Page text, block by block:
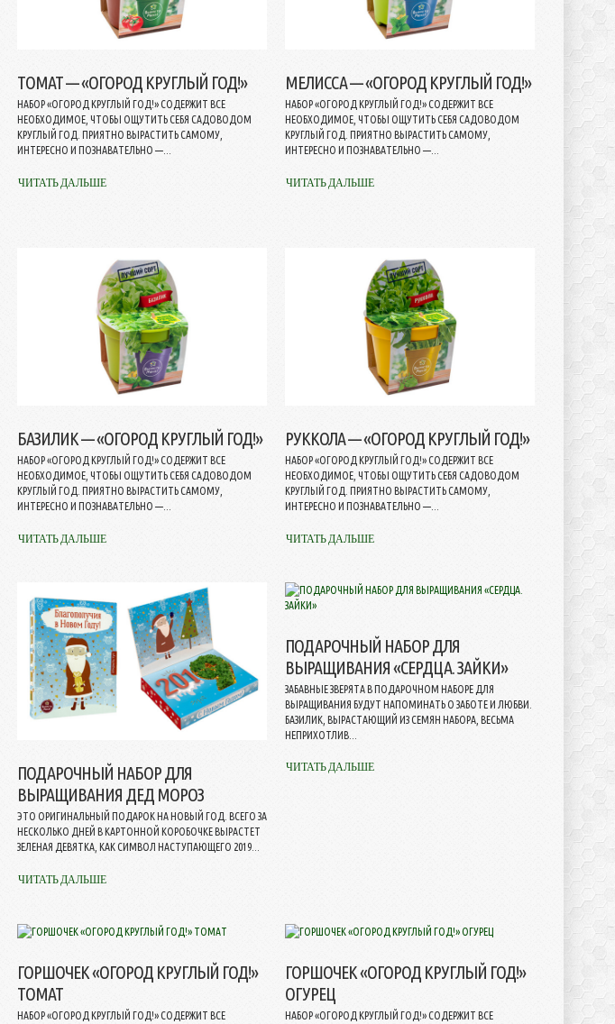
ТОМАТ — «ОГОРОД КРУГЛЫЙ ГОД!»
НАБОР «ОГОРОД КРУГЛЫЙ ГОД!» СОДЕРЖИТ ВСЕ
НЕОБХОДИМОЕ, ЧТОБЫ ОЩУТИТЬ СЕБЯ САДОВОДОМ
КРУГЛЫЙ ГОД. ПРИЯТНО ВЫРАСТИТЬ САМОМУ,
ИНТЕРЕСНО И ПОЗНАВАТЕЛЬНО —...
ЧИТАТЬ ДАЛЬШЕ
МЕЛИССА — «ОГОРОД КРУГЛЫЙ ГОД!»
НАБОР «ОГОРОД КРУГЛЫЙ ГОД!» СОДЕРЖИТ ВСЕ
НЕОБХОДИМОЕ, ЧТОБЫ ОЩУТИТЬ СЕБЯ САДОВОДОМ
КРУГЛЫЙ ГОД. ПРИЯТНО ВЫРАСТИТЬ САМОМУ,
ИНТЕРЕСНО И ПОЗНАВАТЕЛЬНО —...
ЧИТАТЬ ДАЛЬШЕ
БАЗИЛИК — «ОГОРОД КРУГЛЫЙ ГОД!»
НАБОР «ОГОРОД КРУГЛЫЙ ГОД!» СОДЕРЖИТ ВСЕ
НЕОБХОДИМОЕ, ЧТОБЫ ОЩУТИТЬ СЕБЯ САДОВОДОМ
КРУГЛЫЙ ГОД. ПРИЯТНО ВЫРАСТИТЬ САМОМУ,
ИНТЕРЕСНО И ПОЗНАВАТЕЛЬНО —...
ЧИТАТЬ ДАЛЬШЕ
РУККОЛА — «ОГОРОД КРУГЛЫЙ ГОД!»
НАБОР «ОГОРОД КРУГЛЫЙ ГОД!» СОДЕРЖИТ ВСЕ
НЕОБХОДИМОЕ, ЧТОБЫ ОЩУТИТЬ СЕБЯ САДОВОДОМ
КРУГЛЫЙ ГОД. ПРИЯТНО ВЫРАСТИТЬ САМОМУ,
ИНТЕРЕСНО И ПОЗНАВАТЕЛЬНО —...
ЧИТАТЬ ДАЛЬШЕ
ПОДАРОЧНЫЙ НАБОР ДЛЯ
ВЫРАЩИВАНИЯ ДЕД МОРОЗ
ЭТО ОРИГИНАЛЬНЫЙ ПОДАРОК НА НОВЫЙ ГОД. ВСЕГО ЗА
НЕСКОЛЬКО ДНЕЙ В КАРТОННОЙ КОРОБОЧКЕ ВЫРАСТЕТ
ЗЕЛЕНАЯ ДЕВЯТКА, КАК СИМВОЛ НАСТУПАЮЩЕГО 2019...
ЧИТАТЬ ДАЛЬШЕ
ПОДАРОЧНЫЙ НАБОР ДЛЯ
ВЫРАЩИВАНИЯ «СЕРДЦА. ЗАЙКИ»
ЗАБАВНЫЕ ЗВЕРЯТА В ПОДАРОЧНОМ НАБОРЕ ДЛЯ
ВЫРАЩИВАНИЯ БУДУТ НАПОМИНАТЬ О ЗАБОТЕ И ЛЮБВИ.
БАЗИЛИК, ВЫРАСТАЮЩИЙ ИЗ СЕМЯН НАБОРА, ВЕСЬМА
НЕПРИХОТЛИВ...
ЧИТАТЬ ДАЛЬШЕ
ГОРШОЧЕК «ОГОРОД КРУГЛЫЙ ГОД!»
ТОМАТ
НАБОР «ОГОРОД КРУГЛЫЙ ГОД!» СОДЕРЖИТ ВСЕ
ГОРШОЧЕК «ОГОРОД КРУГЛЫЙ ГОД!»
ОГУРЕЦ
НАБОР «ОГОРОД КРУГЛЫЙ ГОД!» СОДЕРЖИТ ВСЕ